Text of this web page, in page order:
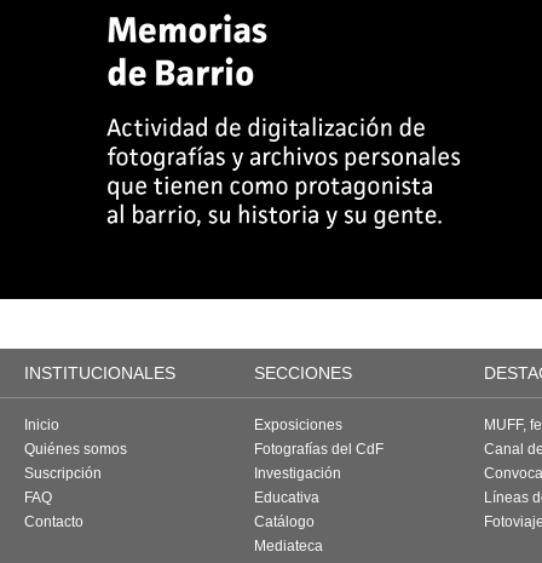
INSTITUCIONALES SECCIONES
Inicio
Quiénes somos
Suscripción
FAQ
Contacto
Exposiciones
Fotografías del CdF
Investigación
Educativa
Catálogo
Mediateca
MUFF,
Canal
Líneas